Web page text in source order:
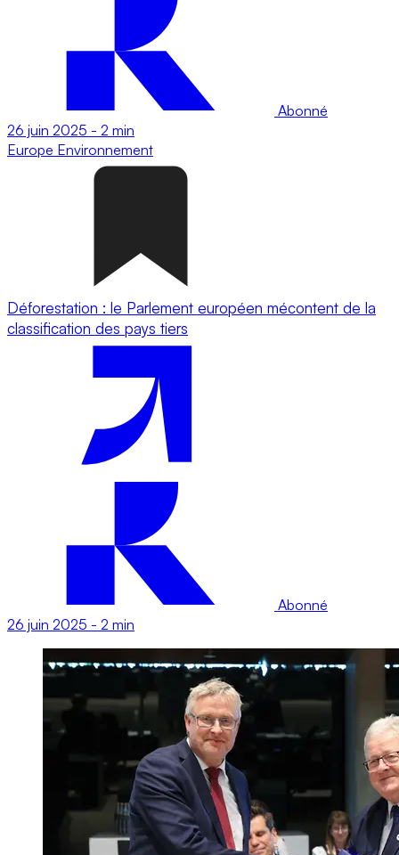
Abonné
26 juin 2025 - 2 min
Europe Environnement
Déforestation : le Parlement européen mécontent de la
classification des pays tiers
Abonné
26 juin 2025 - 2 min